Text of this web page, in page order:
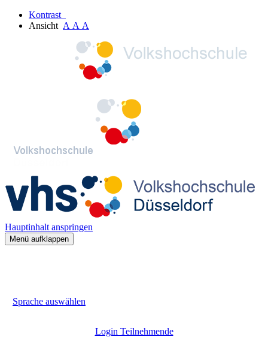
Kontrast
Ansicht A A A
Hauptinhalt anspringen
Menü aufklappen
Sprache auswählen
Login Teilnehmende